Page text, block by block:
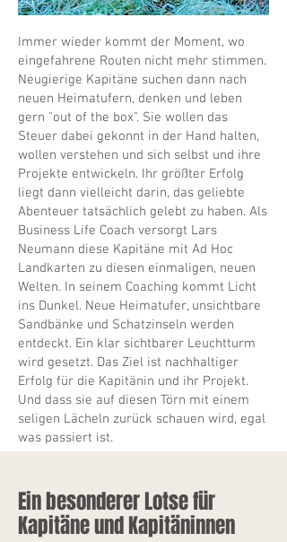
Immer wieder kommt der Moment, wo
eingefahrene Routen nicht mehr stimmen.
Neugierige Kapitäne suchen dann nach
neuen Heimatufern, denken und leben
gern "out of the box". Sie wollen das
Steuer dabei gekonnt in der Hand halten,
wollen verstehen und sich selbst und ihre
Projekte entwickeln. Ihr größter Erfolg
liegt dann vielleicht darin, das geliebte
Abenteuer tatsächlich gelebt zu haben. Als
Business Life Coach versorgt Lars
Neumann diese Kapitäne mit Ad Hoc
Landkarten zu diesen einmaligen, neuen
Welten. In seinem Coaching kommt Licht
ins Dunkel. Neue Heimatufer, unsichtbare
Sandbänke und Schatzinseln werden
entdeckt. Ein klar sichtbarer Leuchtturm
wird gesetzt. Das Ziel ist nachhaltiger
Erfolg für die Kapitänin und ihr Projekt.
Und dass sie auf diesen Törn mit einem
seligen Lächeln zurück schauen wird, egal
was passiert ist.
Ein besonderer Lotse für
Kapitäne und Kapitäninnen